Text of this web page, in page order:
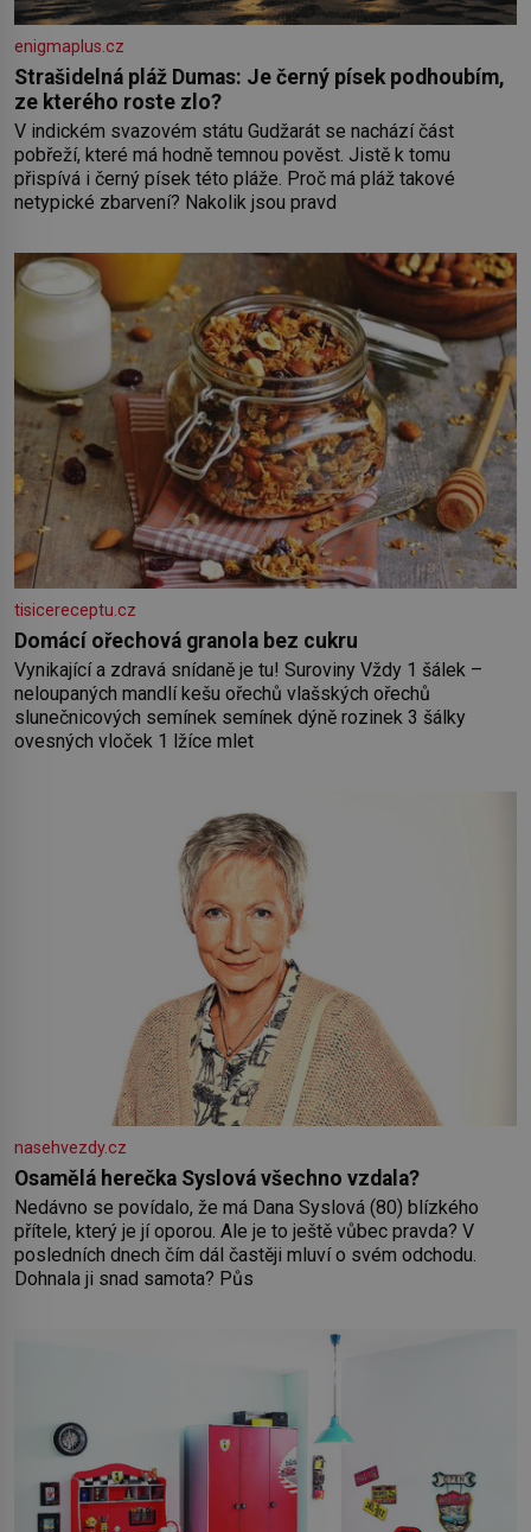
enigmaplus.cz
Strašidelná pláž Dumas: Je černý písek podhoubím,
ze kterého roste zlo?
V indickém svazovém státu Gudžarát se nachází část
pobřeží, které má hodně temnou pověst. Jistě k tomu
přispívá i černý písek této pláže. Proč má pláž takové
netypické zbarvení? Nakolik jsou pravd
tisicereceptu.cz
Domácí ořechová granola bez cukru
Vynikající a zdravá snídaně je tu! Suroviny Vždy 1 šálek –
neloupaných mandlí kešu ořechů vlašských ořechů
slunečnicových semínek semínek dýně rozinek 3 šálky
ovesných vloček 1 lžíce mlet
nasehvezdy.cz
Osamělá herečka Syslová všechno vzdala?
Nedávno se povídalo, že má Dana Syslová (80) blízkého
přítele, který je jí oporou. Ale je to ještě vůbec pravda? V
posledních dnech čím dál častěji mluví o svém odchodu.
Dohnala ji snad samota? Půs